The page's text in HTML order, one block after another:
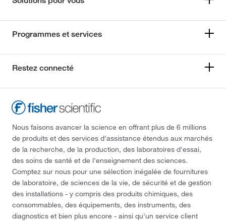
Programmes et services
Restez connecté
Nous faisons avancer la science en offrant plus de 6 millions
de produits et des services d'assistance étendus aux marchés
de la recherche, de la production, des laboratoires d'essai,
des soins de santé et de l'enseignement des sciences.
Comptez sur nous pour une sélection inégalée de fournitures
de laboratoire, de sciences de la vie, de sécurité et de gestion
des installations - y compris des produits chimiques, des
consommables, des équipements, des instruments, des
diagnostics et bien plus encore - ainsi qu'un service client